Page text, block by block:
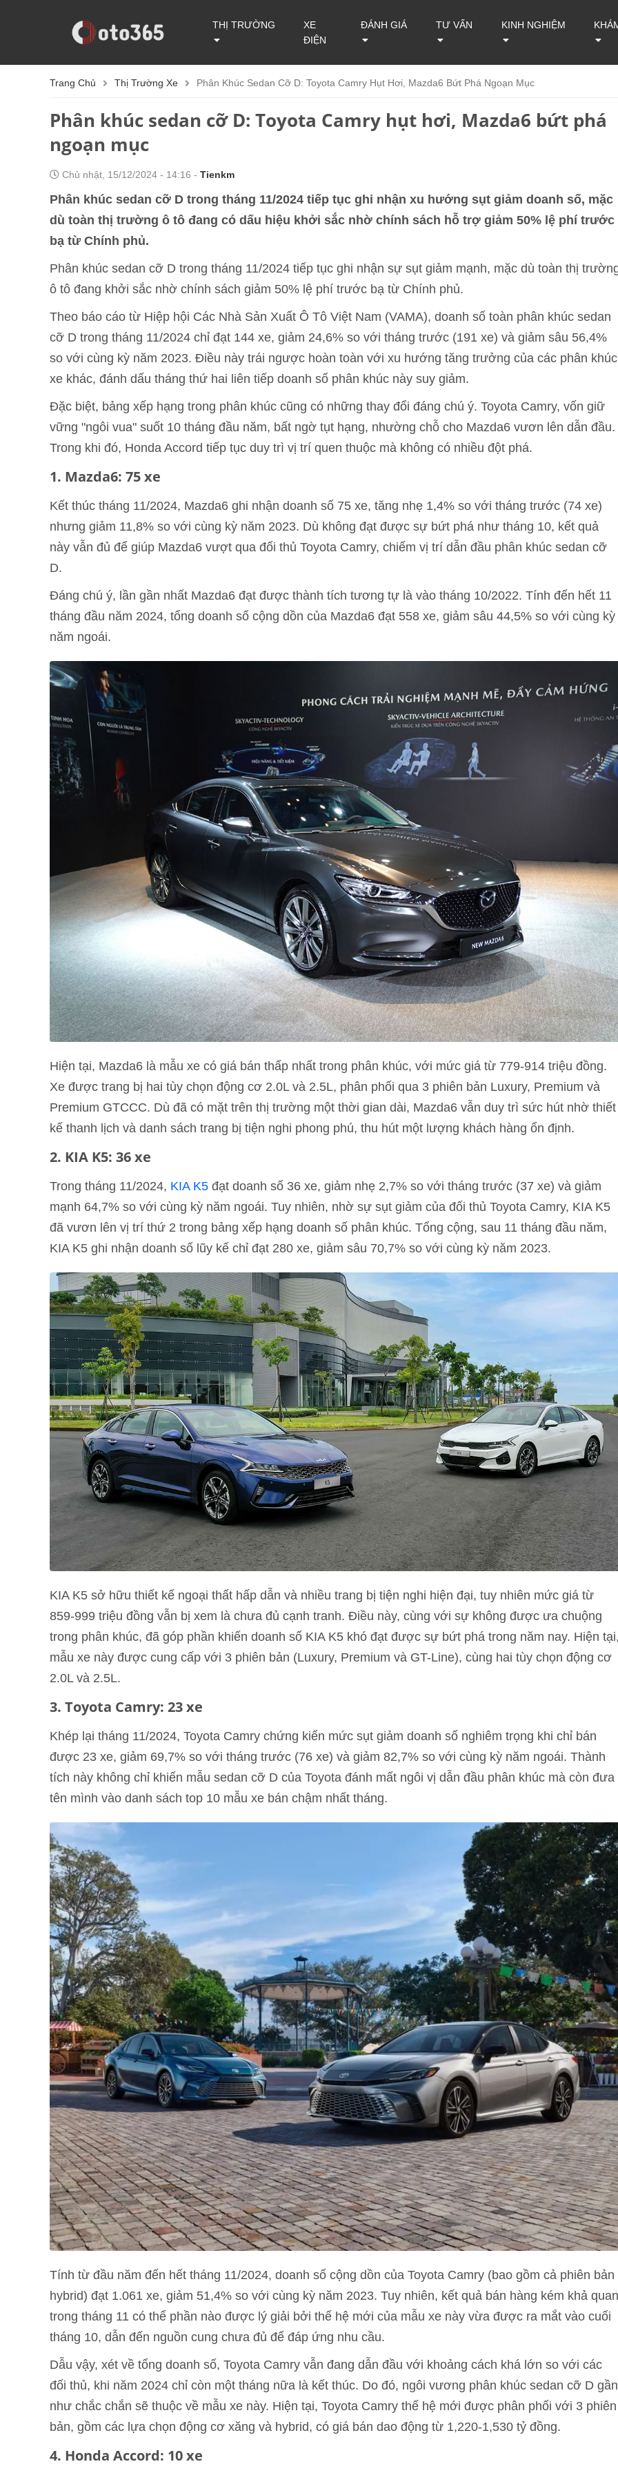
THỊ TRƯỜNG
XE
ĐIỆN
ĐÁNH GIÁ TƯ VẤN KINH NGHIỆM
Trang Chủ Thị Trường Xe Phân Khúc Sedan Cỡ D: Toyota Camry Hụt Hơi, Mazda6 Bứt Phá Ngoạn Mục
Phân khúc sedan cỡ D: Toyota Camry hụt hơi, Mazda6 bứt phá
ngoạn mục
Chủ nhật, 15/12/2024 - 14:16 - Tienkm
Phân khúc sedan cỡ D trong tháng 11/2024 tiếp tục ghi nhận xu hướng sụt giảm doanh số, mặc
dù toàn thị trường ô tô đang có dấu hiệu khởi sắc nhờ chính sách hỗ trợ giảm 50% lệ phí trước
bạ từ Chính phủ.
Phân khúc sedan cỡ D trong tháng 11/2024 tiếp tục ghi nhận sự sụt giảm mạnh, mặc dù toàn thị
ô tô đang khởi sắc nhờ chính sách giảm 50% lệ phí trước bạ từ Chính phủ.
Theo báo cáo từ Hiệp hội Các Nhà Sản Xuất Ô Tô Việt Nam (VAMA), doanh số toàn phân khúc sedan
cỡ D trong tháng 11/2024 chỉ đạt 144 xe, giảm 24,6% so với tháng trước (191 xe) và giảm sâu 56,4%
so với cùng kỳ năm 2023. Điều này trái ngược hoàn toàn với xu hướng tăng trưởng của các phân khúc
xe khác, đánh dấu tháng thứ hai liên tiếp doanh số phân khúc này suy giảm.
Đặc biệt, bảng xếp hạng trong phân khúc cũng có những thay đổi đáng chú ý. Toyota Camry, vốn giữ
vững "ngôi vua" suốt 10 tháng đầu năm, bất ngờ tụt hạng, nhường chỗ cho Mazda6 vươn lên dẫn đầu.
Trong khi đó, Honda Accord tiếp tục duy trì vị trí quen thuộc mà không có nhiều đột phá.
1. Mazda6: 75 xe
Kết thúc tháng 11/2024, Mazda6 ghi nhận doanh số 75 xe, tăng nhẹ 1,4% so với tháng trước (74 xe)
nhưng giảm 11,8% so với cùng kỳ năm 2023. Dù không đạt được sự bứt phá như tháng 10, kết quả
này vẫn đủ để giúp Mazda6 vượt qua đối thủ Toyota Camry, chiếm vị trí dẫn đầu phân khúc sedan cỡ
D.
Đáng chú ý, lần gần nhất Mazda6 đạt được thành tích tương tự là vào tháng 10/2022. Tính đến hết 11
tháng đầu năm 2024, tổng doanh số cộng dồn của Mazda6 đạt 558 xe, giảm sâu 44,5% so với cùng kỳ
năm ngoái.
Hiện tại, Mazda6 là mẫu xe có giá bán thấp nhất trong phân khúc, với mức giá từ 779-914 triệu đồng.
Xe được trang bị hai tùy chọn động cơ 2.0L và 2.5L, phân phối qua 3 phiên bản Luxury, Premium và
Premium GTCCC. Dù đã có mặt trên thị trường một thời gian dài, Mazda6 vẫn duy trì sức hút nhờ thiết
kế thanh lịch và danh sách trang bị tiện nghi phong phú, thu hút một lượng khách hàng ổn định.
2. KIA K5: 36 xe
Trong tháng 11/2024, KIA K5 đạt doanh số 36 xe, giảm nhẹ 2,7% so với tháng trước (37 xe) và giảm
mạnh 64,7% so với cùng kỳ năm ngoái. Tuy nhiên, nhờ sự sụt giảm của đối thủ Toyota Camry, KIA K5
đã vươn lên vị trí thứ 2 trong bảng xếp hạng doanh số phân khúc. Tổng cộng, sau 11 tháng đầu năm,
KIA K5 ghi nhận doanh số lũy kế chỉ đạt 280 xe, giảm sâu 70,7% so với cùng kỳ năm 2023.
KIA K5 sở hữu thiết kế ngoại thất hấp dẫn và nhiều trang bị tiện nghi hiện đại, tuy nhiên mức giá từ
859-999 triệu đồng vẫn bị xem là chưa đủ cạnh tranh. Điều này, cùng với sự không được ưa chuộng
trong phân khúc, đã góp phần khiến doanh số KIA K5 khó đạt được sự bứt phá trong năm nay. Hiện
mẫu xe này được cung cấp với 3 phiên bản (Luxury, Premium và GT-Line), cùng hai tùy chọn động cơ
2.0L và 2.5L.
3. Toyota Camry: 23 xe
Khép lại tháng 11/2024, Toyota Camry chứng kiến mức sụt giảm doanh số nghiêm trọng khi chỉ bán
được 23 xe, giảm 69,7% so với tháng trước (76 xe) và giảm 82,7% so với cùng kỳ năm ngoái. Thành
tích này không chỉ khiến mẫu sedan cỡ D của Toyota đánh mất ngôi vị dẫn đầu phân khúc mà còn đưa
tên mình vào danh sách top 10 mẫu xe bán chậm nhất tháng.
Tính từ đầu năm đến hết tháng 11/2024, doanh số cộng dồn của Toyota Camry (bao gồm cả phiên bản
hybrid) đạt 1.061 xe, giảm 51,4% so với cùng kỳ năm 2023. Tuy nhiên, kết quả bán hàng kém khả quan
trong tháng 11 có thể phần nào được lý giải bởi thế hệ mới của mẫu xe này vừa được ra mắt vào cuối
tháng 10, dẫn đến nguồn cung chưa đủ để đáp ứng nhu cầu.
Dẫu vậy, xét về tổng doanh số, Toyota Camry vẫn đang dẫn đầu với khoảng cách khá lớn so với các
đối thủ, khi năm 2024 chỉ còn một tháng nữa là kết thúc. Do đó, ngôi vương phân khúc sedan cỡ D gần
như chắc chắn sẽ thuộc về mẫu xe này. Hiện tại, Toyota Camry thế hệ mới được phân phối với 3 phiên
bản, gồm các lựa chọn động cơ xăng và hybrid, có giá bán dao động từ 1,220-1,530 tỷ đồng.
4. Honda Accord: 10 xe